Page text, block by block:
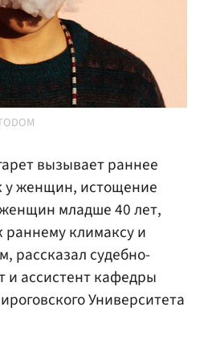
вызывает раннее
у женщин, истощение
младше 40 лет,
раннему климаксу и
рассказал судебно-
и ассистент кафедры
Университета